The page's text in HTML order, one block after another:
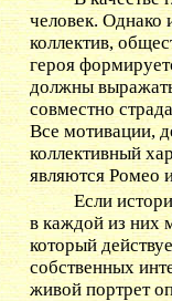
человек. Однако
коллектив,
героя
должны
совместно
Все мотивации,
коллективный
являются Ромео
Если
в каждой из них
который
собственных
живой портрет